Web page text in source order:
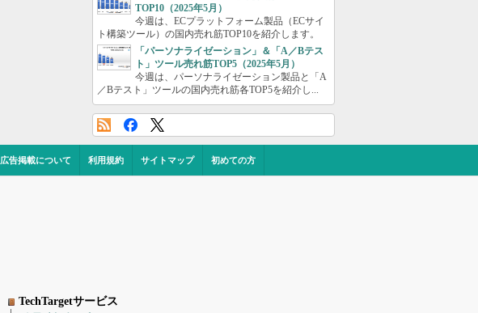
TOP10（2025年5月）
今週は、ECプラットフォーム製品（ECサイ
ト構築ツール）の国内売れ筋TOP10を紹介します。
「パーソナライゼーション」＆「A／Bテス
ト」ツール売れ筋TOP5（2025年5月）
今週は、パーソナライゼーション製品と「A
／Bテスト」ツールの国内売れ筋各TOP5を紹介し...
広告掲載について 利用規約 サイトマップ 初めての方
TechTargetサービス